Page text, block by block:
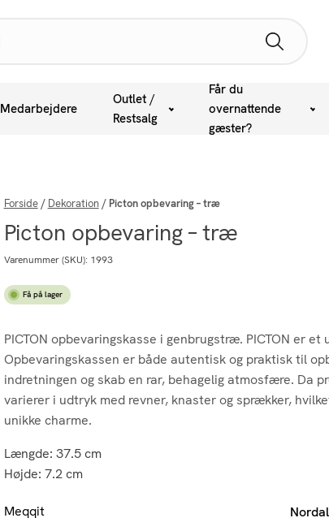
Medarbejdere
Outlet /
Restsalg
Får du
overnattende
gæster?
Forside/ Dekoration/ Picton opbevaring – træ
Picton opbevaring – træ
Varenummer (SKU): 1993
Få på lager
PICTON opbevaringskasse i genbrugstræ. PICTON er
Opbevaringskassen er både autentisk og praktisk til
indretningen og skab en rar, behagelig atmosfære. Da
varierer i udtryk med revner, knaster og sprækker,
unikke charme.
Længde: 37.5 cm
Højde: 7.2 cm
Meqqit Nordal